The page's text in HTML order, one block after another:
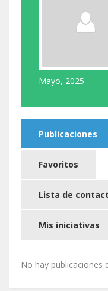
Mayo, 2025
Publicaciones
Favoritos
Lista de
Mis iniciativas
No hay publicaciones